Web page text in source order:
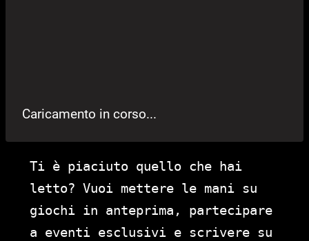
Caricamento in corso...
Ti è piaciuto quello che hai
letto? Vuoi mettere le mani su
giochi in anteprima, partecipare
a eventi esclusivi e scrivere su